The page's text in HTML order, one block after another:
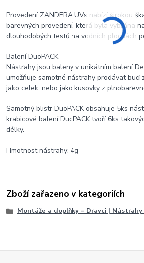
Provedení ZANDERA UVs nabízí širokou
barevných provedení, která byla vybrána
dlouhodobých testů na vodních plochách
Balení DuoPACK
Nástrahy jsou baleny v unikátním balení
umožňuje samotné nástrahy prodávat buď
jako celek, nebo jako kusovky z
Samotný blistr DuoPACK obsahuje 5ks
krabicové balení DuoPACK tvoří 6ks
délky.
Hmotnost nástrahy: 4g
Zboží zařazeno v kategoriích
Montáže a doplňky – Dravci |